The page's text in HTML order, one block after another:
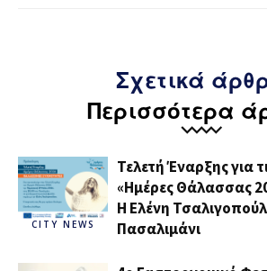
Σχετικά
Περισσότερα
CITY NEWS
Τελετή Έναρξης για
«Ημέρες Θάλασσας
H Ελένη
Πασαλιμάνι